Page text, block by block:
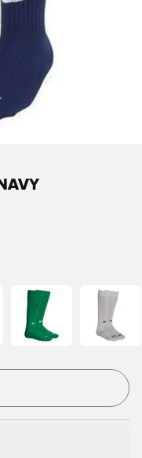
dig som medlem